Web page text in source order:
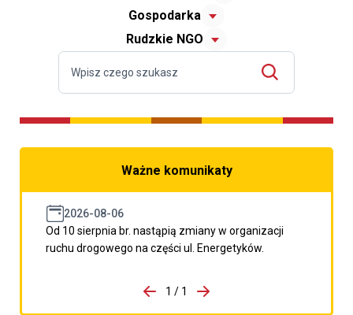
Gospodarka
Rudzkie NGO
Ważne komunikaty
2026-08-06
Od 10 sierpnia br. nastąpią zmiany w organizacji
ruchu drogowego na części ul. Energetyków.
porzpedniego komunikatu
1 / 1
Przejdź do następnego